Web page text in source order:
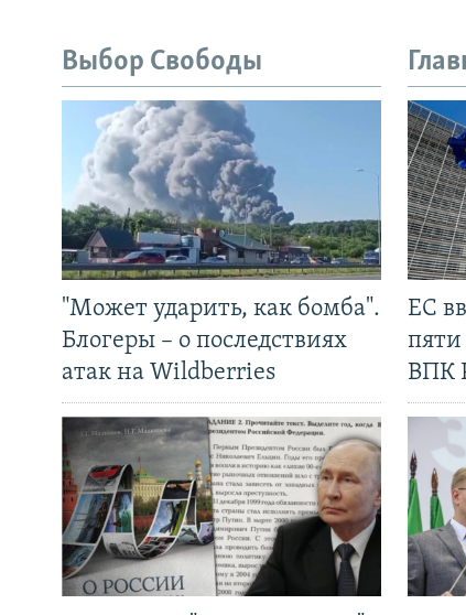
Выбор Свободы
"Может ударить, как бомба".
Блогеры – о последствиях
атак на Wildberries
ЕС
пяти
ВПК